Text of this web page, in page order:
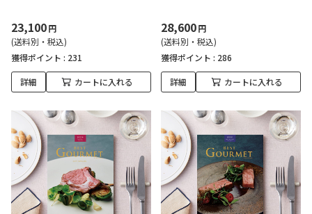
23,100円
(送料別・税込)
獲得ポイント : 231
詳細 カートに入れる
28,600円
(送料別・税込)
獲得ポイント : 286
詳細 カートに入れる